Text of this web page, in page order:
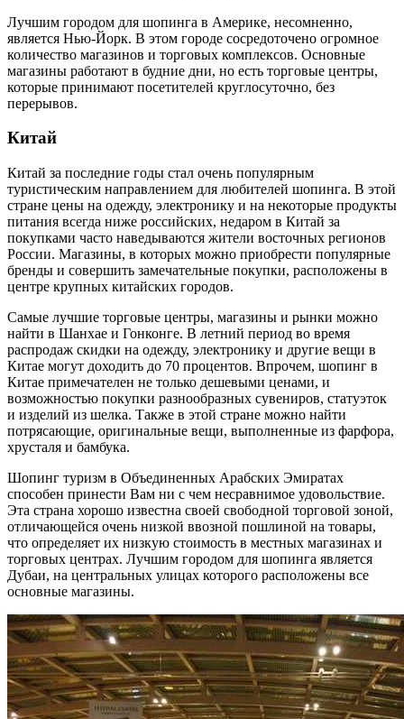
Лучшим городом для шопинга в Америке, несомненно,
является Нью-Йорк. В этом городе сосредоточено огромное
количество магазинов и торговых комплексов. Основные
магазины работают в будние дни, но есть торговые центры,
которые принимают посетителей круглосуточно, без
перерывов.
Китай
Китай за последние годы стал очень популярным
туристическим направлением для любителей шопинга. В этой
стране цены на одежду, электронику и на некоторые продукты
питания всегда ниже российских, недаром в Китай за
покупками часто наведываются жители восточных регионов
России. Магазины, в которых можно приобрести популярные
бренды и совершить замечательные покупки, расположены в
центре крупных китайских городов.
Самые лучшие торговые центры, магазины и рынки можно
найти в Шанхае и Гонконге. В летний период во время
распродаж скидки на одежду, электронику и другие вещи в
Китае могут доходить до 70 процентов. Впрочем, шопинг в
Китае примечателен не только дешевыми ценами, и
возможностью покупки разнообразных сувениров, статуэток
и изделий из шелка. Также в этой стране можно найти
потрясающие, оригинальные вещи, выполненные из фарфора,
хрусталя и бамбука.
Шопинг туризм в Объединенных Арабских Эмиратах
способен принести Вам ни с чем несравнимое удовольствие.
Эта страна хорошо известна своей свободной торговой зоной,
отличающейся очень низкой ввозной пошлиной на товары,
что определяет их низкую стоимость в местных магазинах и
торговых центрах. Лучшим городом для шопинга является
Дубаи, на центральных улицах которого расположены все
основные магазины.